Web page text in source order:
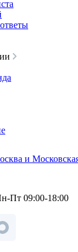
и
Пт 09:00-18:00